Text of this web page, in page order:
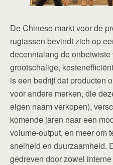
De Chinese markt voor de
rugtassen bevindt zich op
decennialang de
grootschalige,
is een bedrijf dat producten
voor andere merken, die
eigen naam verkopen),
komende jaren naar een
volume-output, en meer om
snelheid en duurzaamheid.
gedreven door zowel